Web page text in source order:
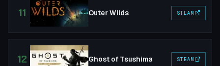
11 Outer Wilds STEAM
12 Ghost of Tsushima STEAM